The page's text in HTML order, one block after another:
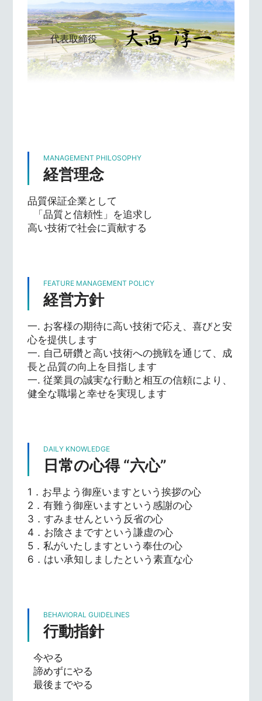
代表取締役
MANAGEMENT PHILOSOPHY
経営理念
品質保証企業として
「品質と信頼性」を追求し
高い技術で社会に貢献する
FEATURE MANAGEMENT POLICY
経営方針
一. お客様の期待に高い技術で応え、喜びと安
心を提供します
一. 自己研鑽と高い技術への挑戦を通じて、成
長と品質の向上を目指します
一. 従業員の誠実な行動と相互の信頼により、
健全な職場と幸せを実現します
DAILY KNOWLEDGE
日常の心得 “六心”
1．お早よう御座いますという挨拶の心
2．有難う御座いますという感謝の心
3．すみませんという反省の心
4．お陰さまですという謙虚の心
5．私がいたしますという奉仕の心
6．はい承知しましたという素直な心
BEHAVIORAL GUIDELINES
行動指針
今やる
諦めずにやる
最後までやる